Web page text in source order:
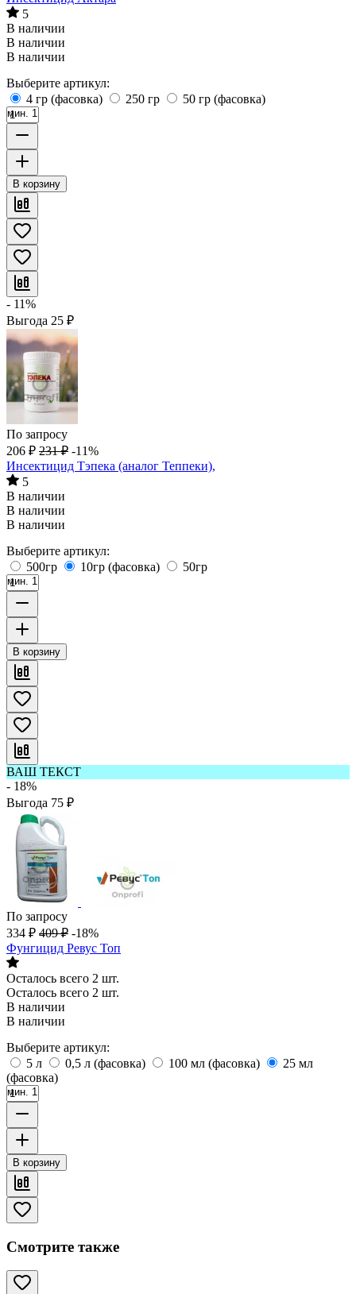
5
В наличии
В наличии
В наличии
Выберите артикул:
4 гр (фасовка)
250 гр 50 гр (фасовка)
мин. 1
В корзину
- 11%
Выгода 25 ₽
По запросу
206 ₽ 231 ₽ -11%
Инсектицид Тэпека (аналог Теппеки),
5
В наличии
В наличии
В наличии
Выберите артикул:
500гр
10гр (фасовка) 50гр
мин. 1
В корзину
ВАШ ТЕКСТ
- 18%
Выгода 75 ₽
По запросу
334 ₽ 409 ₽ -18%
Фунгицид Ревус Топ
Осталось всего 2 шт.
Осталось всего 2 шт.
В наличии
В наличии
Выберите артикул:
5 л
0,5 л (фасовка) 100 мл (фасовка)
25 мл
(фасовка)
мин. 1
В корзину
Смотрите также